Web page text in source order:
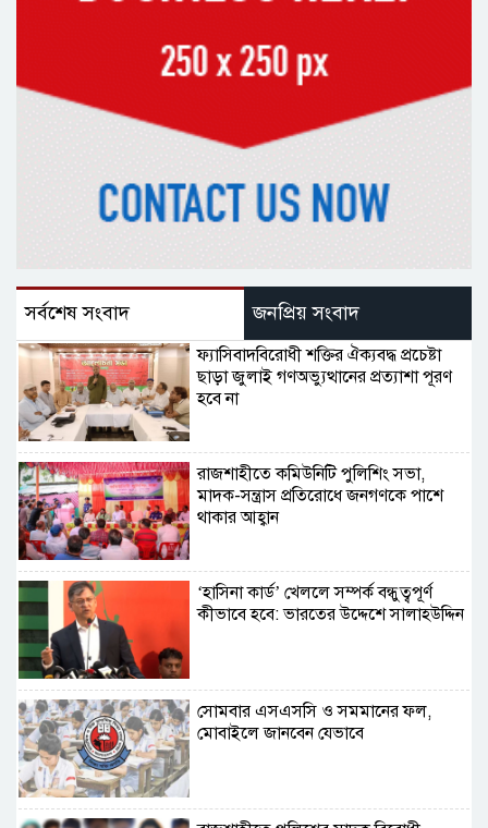
সর্বশেষ সংবাদ জনপ্রিয় সংবাদ
ফ্যাসিবাদবিরোধী শক্তির ঐক্যবদ্ধ প্রচেষ্টা
ছাড়া জুলাই গণঅভ্যুত্থানের প্রত্যাশা পূরণ
হবে না
রাজশাহীতে কমিউনিটি পুলিশিং সভা,
মাদক-সন্ত্রাস প্রতিরোধে জনগণকে পাশে
থাকার আহ্বান
‘হাসিনা কার্ড’ খেললে সম্পর্ক বন্ধুত্বপূর্ণ
কীভাবে হবে: ভারতের উদ্দেশে সালাহউদ্দিন
সোমবার এসএসসি ও সমমানের ফল,
মোবাইলে জানবেন যেভাবে